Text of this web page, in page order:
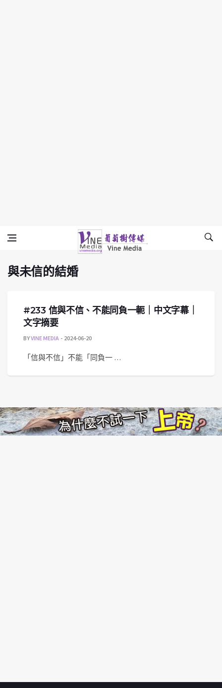
與未信的結婚
Vine Media
葡萄樹傳媒
與未信的結婚
#233 信與不信、不能同負一軛｜中文字幕｜
文字摘要
BYVINE MEDIA 2024-06-20
「信與不信」不能「同負一 …